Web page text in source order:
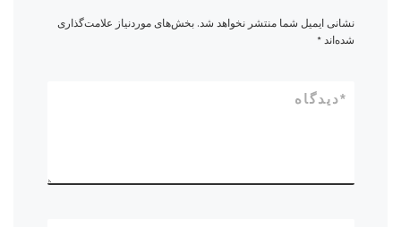
نشانی ایمیل شما منتشر نخواهد شد. بخش‌های موردنیاز علامت‌گذاری
شده‌اند*
دیدگاه*